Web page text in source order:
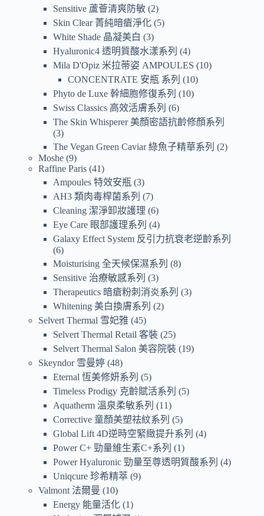
Sensitive 蘆薈清爽防敏 2
Skin Clear 菁純暗瘡淨化 5
White Shade 晶凝美白
3
Hyaluronic4 透明質酸水漾系列
4
Mila D'Opiz 米拉蒂姿 AMPOULES
10
CONCENTRATE 安瓶 系列
10
Phyto de Luxe 幹細胞修復系列
10
Swiss Classics 高效活膚系列
6
The Skin Whisperer 美顏密語抗齡修顏系列
3
The Vegan Green Caviar 綠魚子精華系列
2
Moshe 9
Raffine Paris 41
Ampoules 特效安瓶 3
AH3 類肉毒桿菌系列
7
Cleaning 潔淨卸妝護理 6
Eye Care 眼部護理系列
4
Galaxy Effect System 反引力抗衰老逆齡系列
6
Moisturising 全天候保濕系列
8
Sensitive 治療敏感系列
3
Therapeutics 暗瘡粉刺消炎系列
3
Whitening 美白換膚系列
2
Selvert Thermal 雪妃雅 45
Selvert Thermal Retail 客裝 25
Selvert Thermal Salon 美容院裝 19
Skeyndor 雪曼婷 48
Eternal 恆美修妍系列
5
Timeless Prodigy 克齡賦活系列
5
Aquatherm 溫泉柔敏系列
11
Corrective 童顏美塑祛紋系列
5
Global Lift 4D逆時空緊緻提升系列
4
Power C+ 勁量維生素C+系列
1
Power Hyaluronic 勁量至尊透明質酸系列
4
Uniqcure 珍希精萃 9
Valmont 法爾曼
10
Energy 能量活化 1